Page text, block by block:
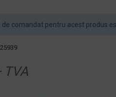
TVA
comandat pentru acest produs